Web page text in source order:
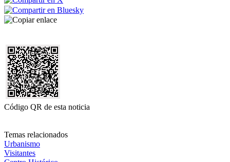
Código QR de esta noticia
Temas relacionados
Urbanismo
Visitantes